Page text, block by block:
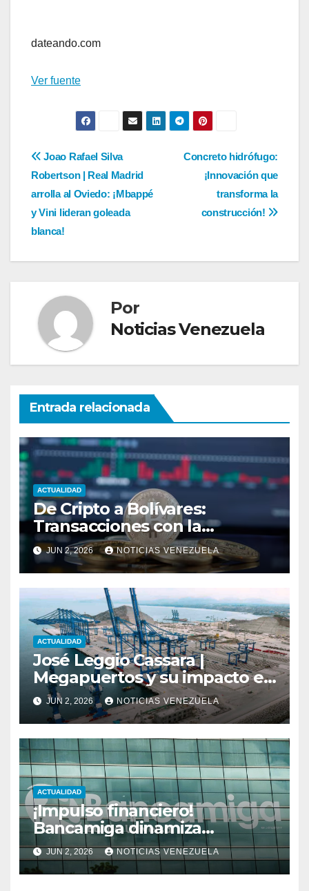
de
entradas
dateando.com
Ver fuente
Navegación
de
entradas
Concreto hidrófugo:
¡Innovación que
transforma la
construcción!
Joao Rafael Silva
Robertson | Real Madrid
arrolla al Oviedo: ¡Mbappé
y Vini lideran goleada
blanca!
Por
Noticias Venezuela
Entrada relacionada
ACTUALIDAD
De Cripto a Bolívares:
Transacciones con la
Tecnología de
Bancaamigable
JUN 2, 2026 NOTICIAS VENEZUELA
ACTUALIDAD
José Leggio Cassara |
Megapuertos y su impacto en
el turismo y el comercio
global
JUN 2, 2026 NOTICIAS VENEZUELA
ACTUALIDAD
¡Impulso financiero!
Bancamiga dinamiza
economía nacional con sólido
repunte en soluciones de
consumo y divisas
JUN 2, 2026 NOTICIAS VENEZUELA